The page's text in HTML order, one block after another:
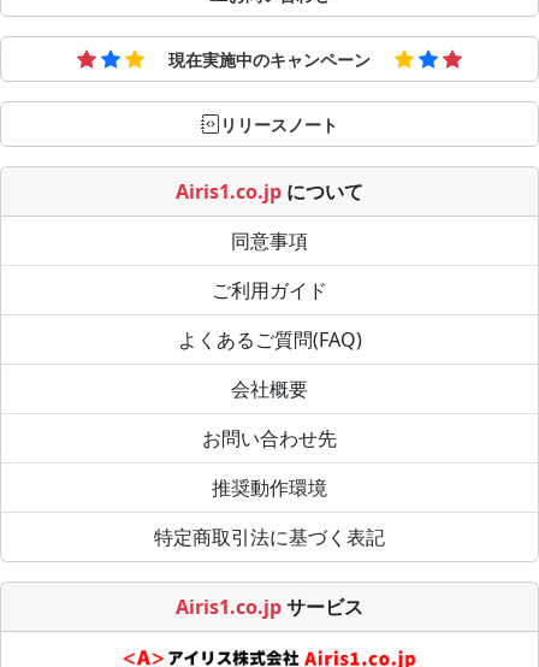
現在実施中のキャンペーン
リリースノート
Airis1.co.jp について
同意事項
ご利用ガイド
よくあるご質問(FAQ)
会社概要
お問い合わせ先
推奨動作環境
特定商取引法に基づく表記
Airis1.co.jpサービス